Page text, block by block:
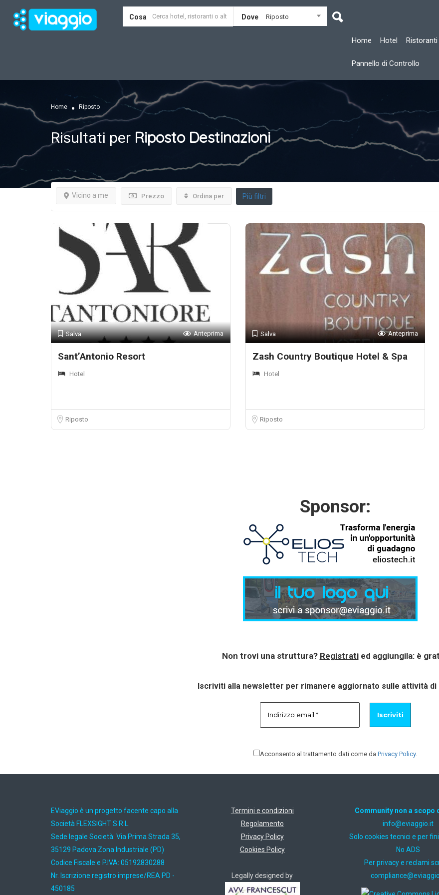
Cosa Dove Riposto
Home Hotel Ristoranti
Pannello di Controllo
Home Riposto
Risultati per Riposto Destinazioni
Prezzo
Vicino a me Ordina per Più filtri
Salva Anteprima
Sant’Antonio Resort
Hotel
Riposto
Salva Anteprima
Zash Country Boutique Hotel & Spa
Hotel
Riposto
Sponsor:
Non trovi una struttura? Registratied aggiungila: è
Iscriviti alla newsletter per rimanere aggiornato sulle attività di
Acconsento al trattamento dati come da Privacy Policy.
EViaggio è un progetto facente capo alla
Società FLEXSIGHT S.R.L.
Sede legale Società: Via Prima Strada 35,
35129 Padova Zona Industriale (PD)
Codice Fiscale e P.IVA: 05192830288
Nr. Iscrizione registro imprese/REA PD -
450185
Termini e condizioni
Regolamento
Privacy Policy
Cookies Policy
Legally designed by
Community non a scopo
ti.oiggaive@ofni
Solo cookies tecnici e per
No ADS
Per privacy e reclami